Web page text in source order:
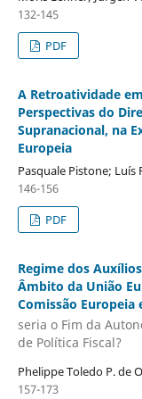
132-145
PDF
A Retroatividade
Perspectivas do
Supranacional, na
Europeia
Pasquale Pistone; Luís
146-156
PDF
Regime dos
Âmbito da União
Comissão Europeia
seria o Fim da
de Política Fiscal?
Phelippe Toledo P. de
157-173